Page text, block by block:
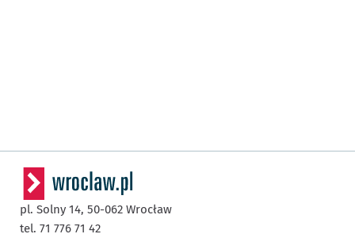
pl. Solny 14, 50-062 Wrocław
tel. 71 776 71 42